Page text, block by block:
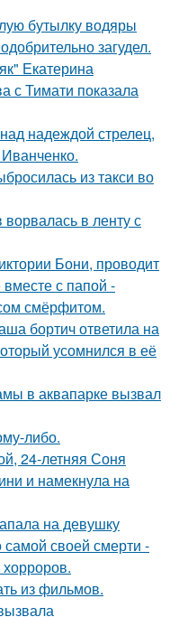
бутылку водяры
загудел.
Екатерина
с Тимати показала
надеждой стрелец,
из такси во
в ленту с
Бони, проводит
с папой -
смёрфитом.
бортич ответила на
усомнился в её
в аквапарке вызвал
либо.
24-летняя Соня
и намекнула на
на девушку
своей смерти -
из фильмов.